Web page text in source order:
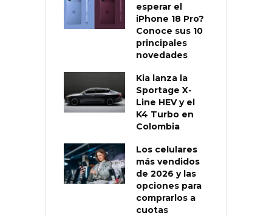
esperar el
iPhone 18 Pro?
Conoce sus 10
principales
novedades
Kia lanza la
Sportage X-
Line HEV y el
K4 Turbo en
Colombia
Los celulares
más vendidos
de 2026 y las
opciones para
comprarlos a
cuotas